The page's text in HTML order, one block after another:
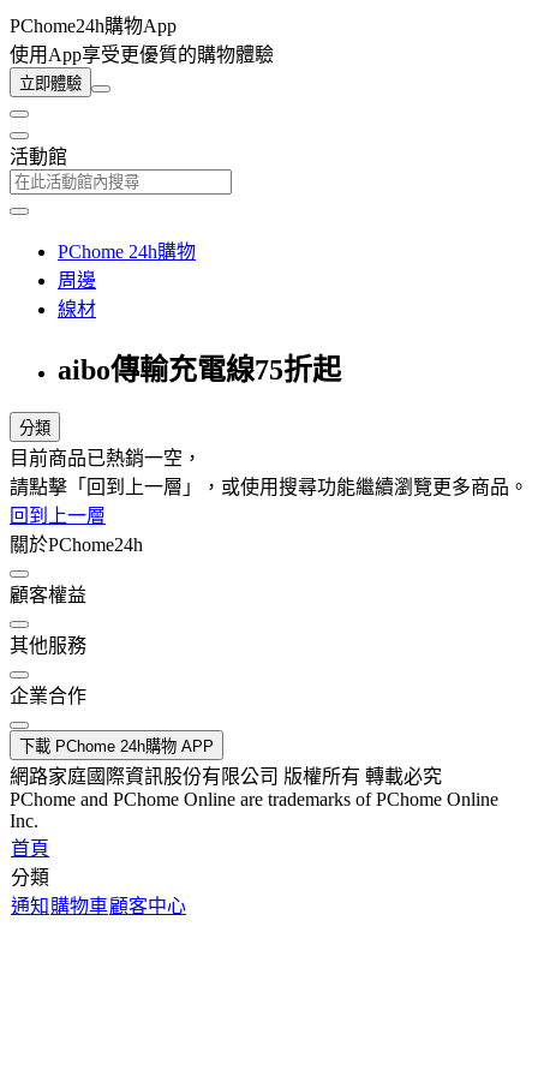
PChome24h購物App
使用App享受更優質的購物體驗
立即體驗
活動館
PChome 24h購物
周邊
線材
aibo傳輸充電線75折起
分類
目前商品已熱銷一空，
請點擊「回到上一層」，或使用搜尋功能繼續瀏覽更多商品。
回到上一層
關於PChome24h
顧客權益
其他服務
企業合作
下載 PChome 24h購物 APP
網路家庭國際資訊股份有限公司 版權所有 轉載必究
PChome and PChome Online are trademarks of PChome Online
Inc.
首頁
分類
通知 購物車顧客中心